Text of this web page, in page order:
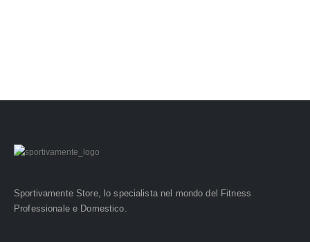
Sportivamente Store, lo specialista nel mondo del Fitness
Professionale e Domestico.